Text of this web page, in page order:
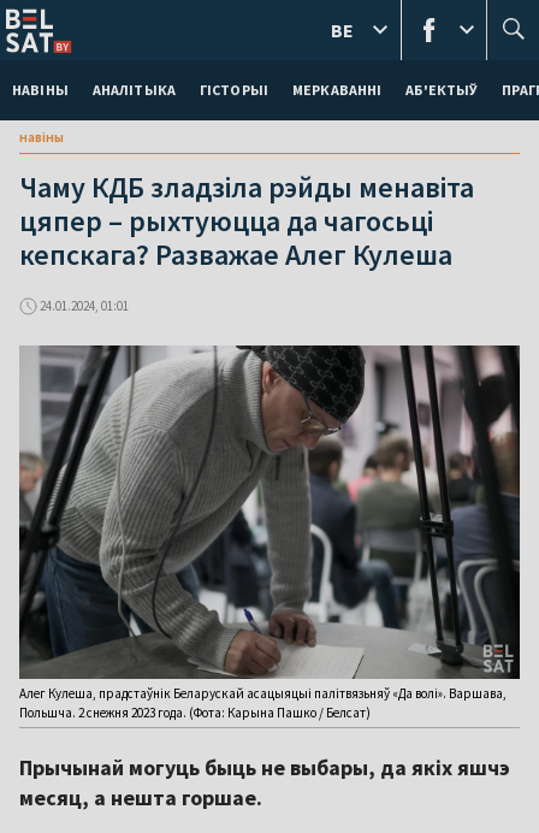
НАВІНЫ АНАЛІТЫКА ГІСТОРЫІ МЕРКАВАННI АБ'ЕКТЫЎ
BE
навіны
Чаму КДБ зладзіла рэйды менавіта
цяпер – рыхтуюцца да чагосьці
кепскага? Разважае Алег Кулеша
24.01.2024, 01:01
Алег Кулеша, прадстаўнік Беларускай асацыяцыі палітвязьняў «Да волі». Варшава,
Польшча. 2 снежня 2023 года. (Фота: Карына Пашко / Белсат)
Прычынай могуць быць не выбары, да якіх яшчэ
месяц, а нешта горшае.